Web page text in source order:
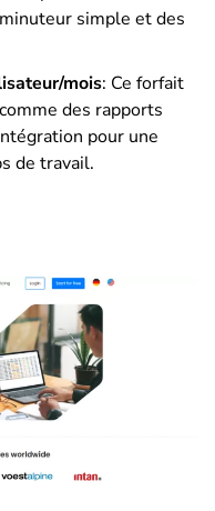
simple et des
mois: Ce forfait
des rapports
pour une
de travail.